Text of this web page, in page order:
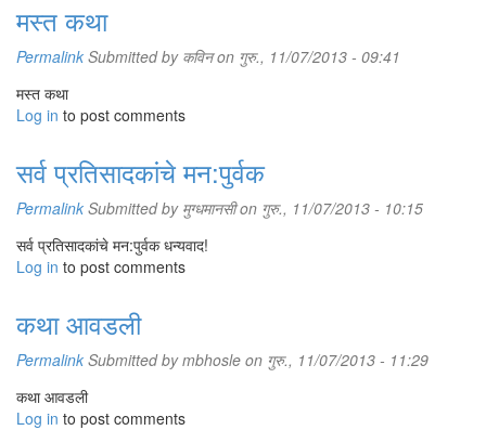
मस्त कथा
Permalink Submitted by कविनon गुरु., 11/07/2013 - 09:41
मस्त कथा
Log in to post comments
सर्व प्रतिसादकांचे मन:पुर्वक
Permalink Submitted by मुग्धमानसीon गुरु., 11/07/2013 - 10:15
सर्व प्रतिसादकांचे मन:पुर्वक धन्यवाद!
Log in to post comments
कथा आवडली
Permalink Submitted bymbhosle on गुरु., 11/07/2013 - 11:29
कथा आवडली
Log in to post comments